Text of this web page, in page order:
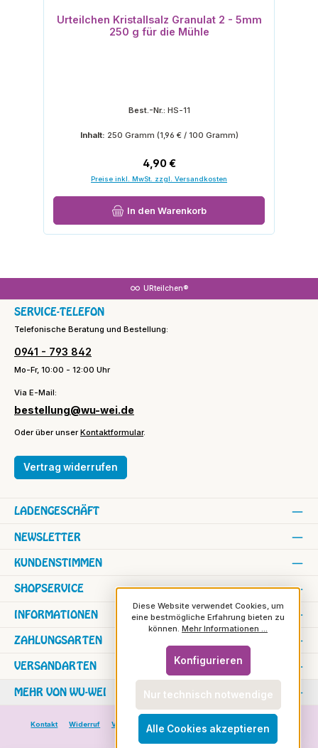
Urteilchen Kristallsalz Granulat 2 - 5mm
250 g für die Mühle
Best.-Nr.: HS-11
Inhalt: 250 Gramm (1,96 € / 100 Gramm)
Regulärer Preis:
4,90 €
Preise inkl. MwSt. zzgl. Versandkosten
In den Warenkorb
URteilchen®
SERVICE-TELEFON
Telefonische Beratung und Bestellung:
0941 - 793 842
Mo-Fr, 10:00 - 12:00 Uhr
Via E-Mail:
bestellung@wu-wei.de
Oder über unserKontaktformular.
Vertrag widerrufen
SHOPSERVICE
INFORMATIONEN
NEWSLETTER
KUNDENSTIMMEN
LADENGESCHÄFT
ZAHLUNGSARTEN
VERSANDARTEN
MEHR VON WU-WEI
Kontakt Widerruf Versand und Zahlung
Versand in die Schweiz
Rundbrief
Diese Website verwendet Cookies, um
eine bestmögliche Erfahrung bieten zu
können. Mehr Informationen ...
Nur technisch notwendige
Konfigurieren
Alle Cookies akzeptieren